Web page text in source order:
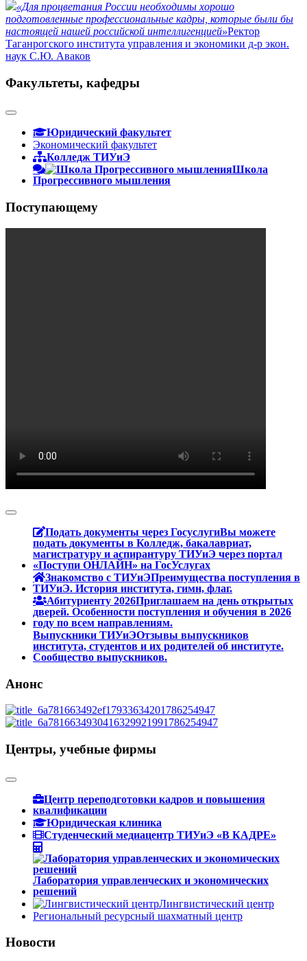
«Для процветания России необходимы хорошо
подготовленные профессиональные кадры, которые были бы
настоящей нашей российской интеллигенцией»Ректор
Таганрогского института управления и экономики д-р экон.
наук С.Ю. Аваков
Факультеты, кафедры
Юридический факультет
Экономический факультет
Колледж ТИУиЭ
Школа
Прогрессивного мышления
Поступающему
Подать документы через ГосуслугиВы можете
подать документы в Колледж, бакалавриат,
магистратуру и аспирантуру ТИУиЭ через портал
«Поступи ОНЛАЙН» на ГосУслугах
Знакомство с ТИУиЭПреимущества поступления в
ТИУиЭ. История института, гимн, флаг.
Абитуриенту 2026Приглашаем на день открытых
дверей. Особенности поступления и обучения в 2026
году по всем направлениям.
Выпускники ТИУиЭОтзывы выпускников
института, студентов и их родителей об институте.
Сообщество выпускников.
Анонс
Центры, учебные фирмы
Центр переподготовки кадров и повышения
квалификации
Юридическая клиника
Студенческий медиацентр ТИУиЭ «В КАДРЕ»
Лаборатория управленческих и экономических
решений
Лингвистический центр
Региональный ресурсный шахматный центр
Новости